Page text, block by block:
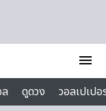
menu
ดูดวง
วอลเปเป